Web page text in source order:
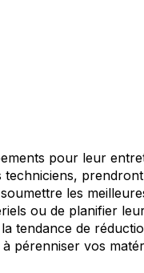
pour leur
les
ou de planifier
tendance de
pérenniser vos